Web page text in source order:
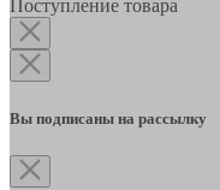
Поступление товара
Вы подписаны на рассылку